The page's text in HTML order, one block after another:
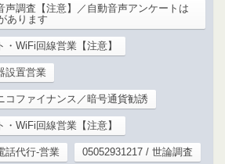
声調査【注意】／自動音声アンケートは
あります
WiFi回線営業【注意】
設置営業
コファイナンス／暗号通貨勧誘
WiFi回線営業【注意】
話代行-営業 05052931217 / 世論調査